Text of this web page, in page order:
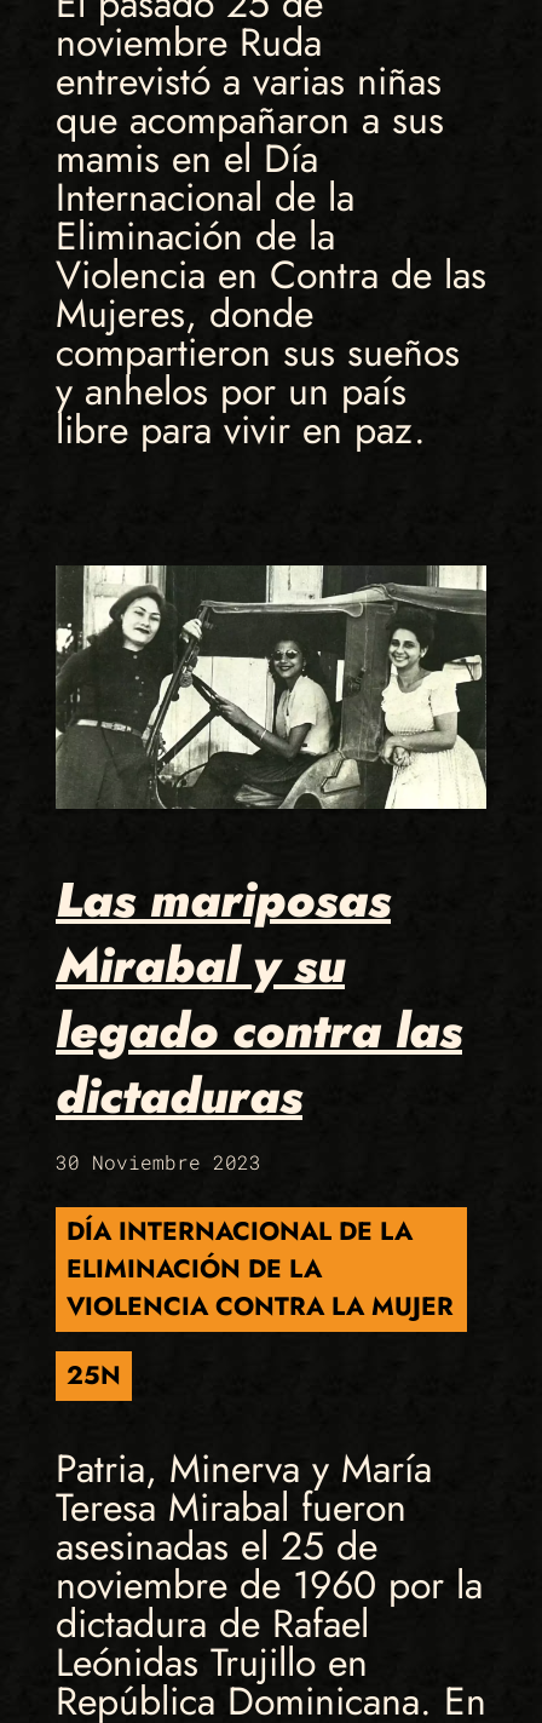
noviembre Ruda
entrevistó a varias niñas
que acompañaron a sus
mamis en el Día
Internacional de la
Eliminación de la
Violencia en Contra de las
Mujeres, donde
compartieron sus sueños
y anhelos por un país
libre para vivir en paz.
Las mariposas
Mirabal y su
legado contra las
dictaduras
30 Noviembre 2023
DÍA INTERNACIONAL DE LA
ELIMINACIÓN DE LA
VIOLENCIA CONTRA LA MUJER
25N
Patria, Minerva y María
Teresa Mirabal fueron
asesinadas el 25 de
noviembre de 1960 por la
dictadura de Rafael
Leónidas Trujillo en
República Dominicana. En